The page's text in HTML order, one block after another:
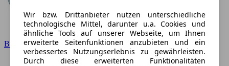
BMW
Wir bzw. Drittanbieter nutzen unterschiedliche
technologische Mittel, darunter u.a. Cookies und
ähnliche Tools auf unserer Webseite, um Ihnen
erweiterte Seitenfunktionen anzubieten und ein
verbessertes Nutzungserlebnis zu gewährleisten.
Durch diese erweiterten Funktionalitäten